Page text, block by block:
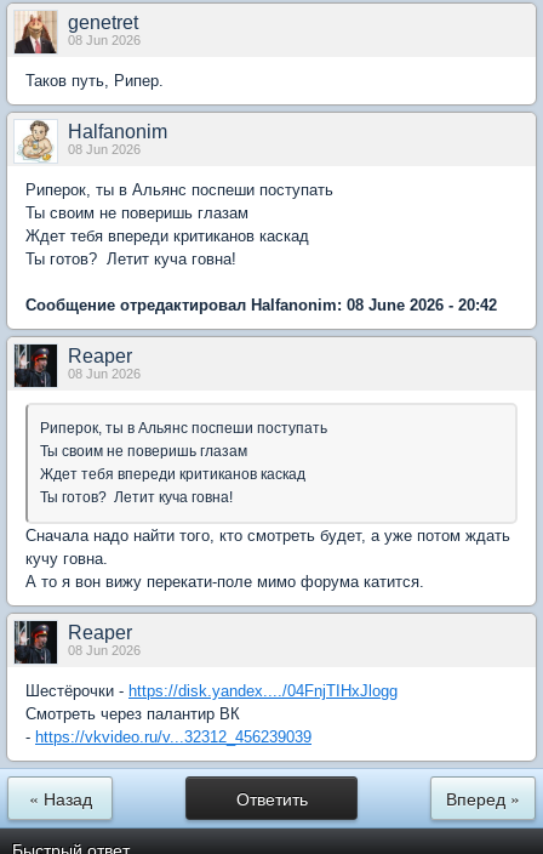
genetret
08 Jun 2026
Таков путь, Рипер.
Halfanonim
08 Jun 2026
Риперок, ты в Альянс поспеши поступать
Ты своим не поверишь глазам
Ждет тебя впереди критиканов каскад
Ты готов? Летит куча говна!
Сообщение отредактировал Halfanonim: 08 June 2026 - 20:42
Reaper
08 Jun 2026
Риперок, ты в Альянс поспеши поступать
Ты своим не поверишь глазам
Ждет тебя впереди критиканов каскад
Ты готов? Летит куча говна!
Сначала надо найти того, кто смотреть будет, а уже потом ждать
кучу говна.
А то я вон вижу перекати-поле мимо форума катится.
Reaper
08 Jun 2026
Шестёрочки - https://disk.yandex..../04FnjTIHxJlogg
Смотреть через палантир ВК
- https://vkvideo.ru/v...32312_456239039
Ответить
« Назад Вперед »
Быстрый ответ